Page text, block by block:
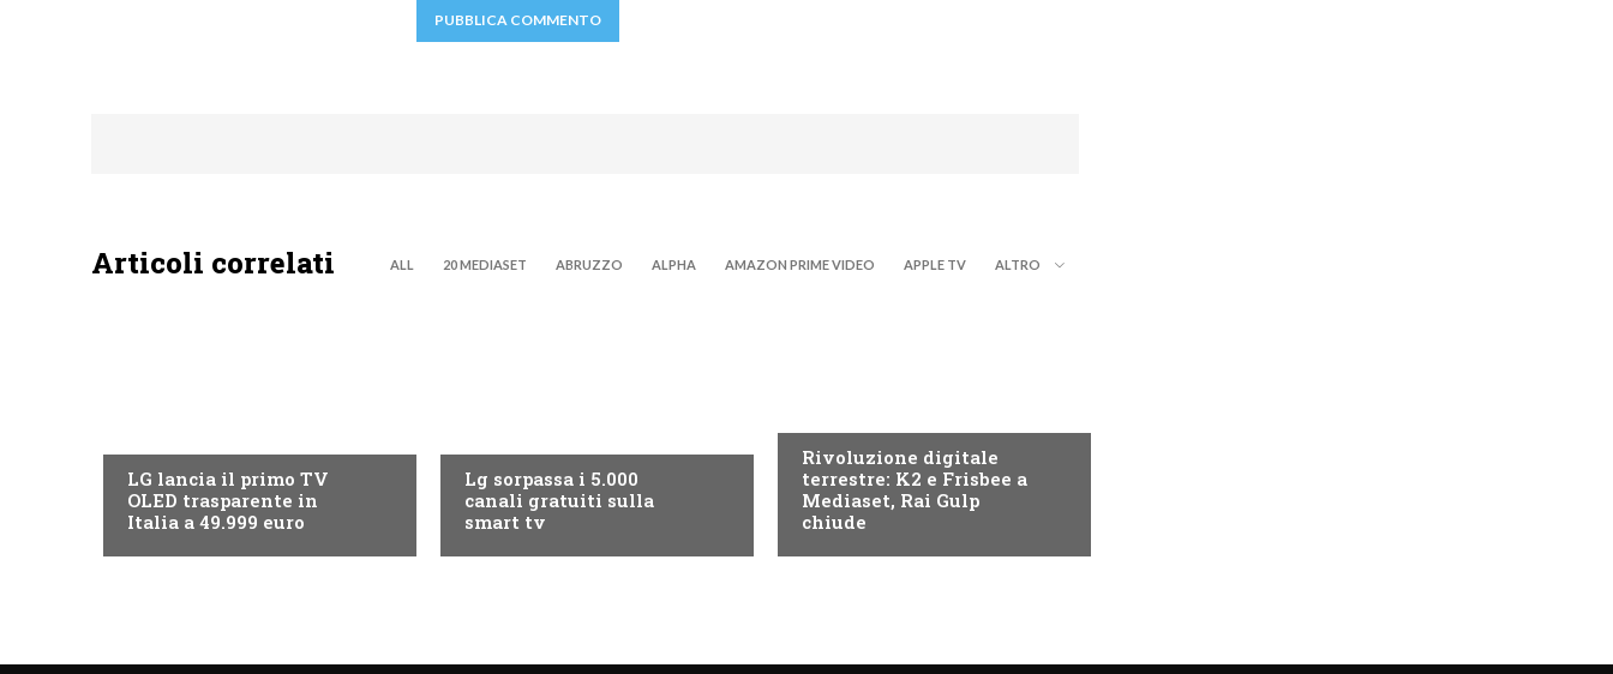
Articoli correlati ALL 20 MEDIASET ABRUZZO ALPHA AMAZON PRIME VIDEO APPLE TV ALTRO
LG lancia il primo TV
OLED trasparente in
Italia a 49.999 euro
Lg sorpassa i 5.000
canali gratuiti sulla
smart tv
Rivoluzione digitale
terrestre: K2 e Frisbee a
Mediaset, Rai Gulp
chiude